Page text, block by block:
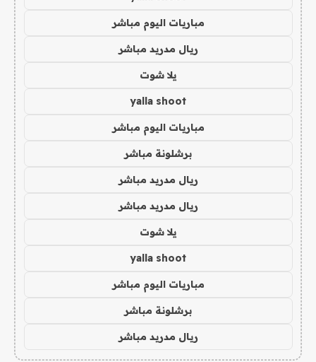
مباريات اليوم مباشر
ريال مدريد مباشر
يلا شوت
yalla shoot
مباريات اليوم مباشر
برشلونة مباشر
ريال مدريد مباشر
ريال مدريد مباشر
يلا شوت
yalla shoot
مباريات اليوم مباشر
برشلونة مباشر
ريال مدريد مباشر